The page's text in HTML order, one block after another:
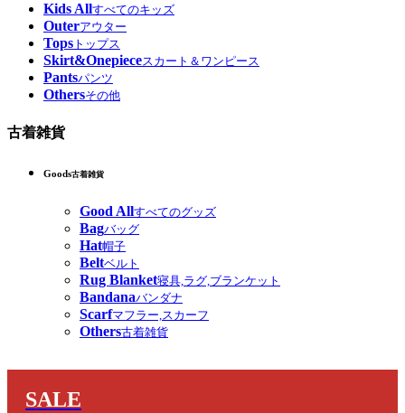
Kids Allすべてのキッズ
Outerアウター
Tops トップス
Skirt&Onepieceスカート＆ワンピース
Pantsパンツ
Othersその他
古着雑貨
Goods古着雑貨
Good Allすべてのグッズ
Bagバッグ
Hat帽子
Beltベルト
Rug Blanket寝具,ラグ,ブランケット
Bandanaバンダナ
Scarfマフラー,スカーフ
Others古着雑貨
SALE